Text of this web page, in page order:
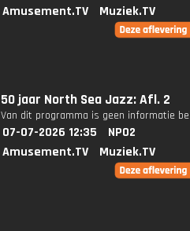
Amusement.TV
Muziek.TV
50 jaar North Sea Jazz: Afl. 2
Van dit programma is geen informatie
07-07-2026 12:35
NPO2
Amusement.TV
Muziek.TV